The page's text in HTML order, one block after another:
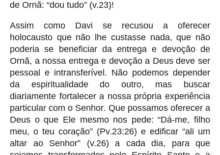
de Ornã: “dou tudo” (v.23)!
Assim como Davi se recusou a oferecer
holocausto que não lhe custasse nada, que não
poderia se beneficiar da entrega e devoção de
Ornã, a nossa entrega e devoção a Deus deve ser
pessoal e intransferível. Não podemos depender
da espiritualidade do outro, mas buscar
diariamente fortalecer a nossa própria experiência
particular com o Senhor. Que possamos oferecer a
Deus o que Ele mesmo nos pede: “Dá-me, filho
meu, o teu coração” (Pv.23:26) e edificar “ali um
altar ao Senhor” (v.26) a cada dia, para que